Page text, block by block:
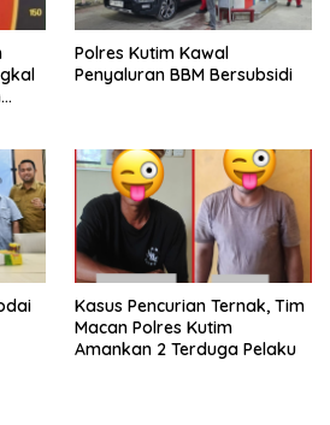
Polres Kutim Kawal
Penyaluran BBM Bersubsidi
Kasus Pencurian Ternak, Tim
Macan Polres Kutim
Amankan 2 Terduga Pelaku